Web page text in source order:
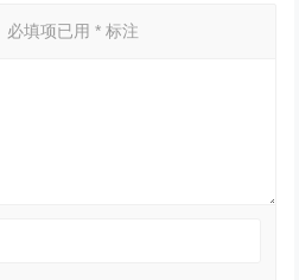
必填项已用* 标注